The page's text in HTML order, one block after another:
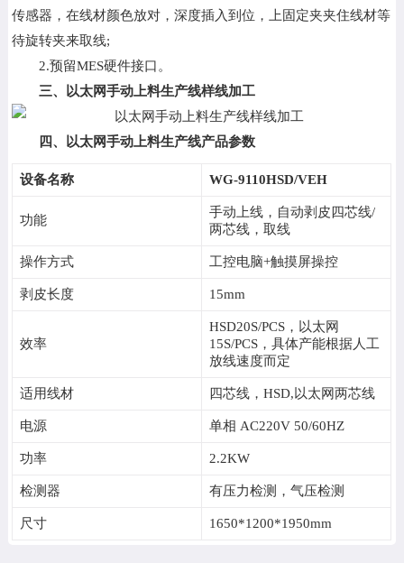
传感器，在线材颜色放对，深度插入到位，上固定夹夹住线材等
待旋转夹来取线;
2.预留MES硬件接口。
三、以太网手动上料生产线样线加工
四、以太网手动上料生产线产品参数
设备名称 WG-9110HSD/VEH
功能
手动上线，自动剥皮四芯线/
两芯线，取线
操作方式 工控电脑+触摸屏操控
剥皮长度 15mm
效率
HSD20S/PCS，以太网
15S/PCS，具体产能根据人工
放线速度而定
适用线材 四芯线，HSD,以太网两芯线
电源 单相 AC220V 50/60HZ
功率 2.2KW
检测器 有压力检测，气压检测
尺寸 1650*1200*1950mm